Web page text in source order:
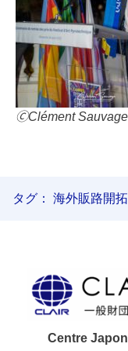
🄫Clément
タグ： 海外販路開拓
Centre